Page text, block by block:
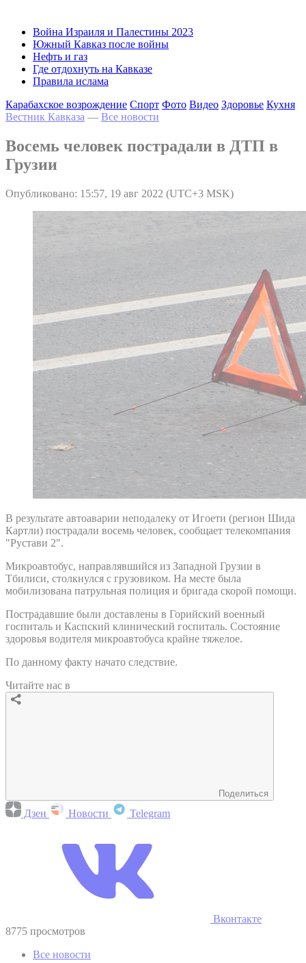
Война Израиля и Палестины 2023
Южный Кавказ после войны
Нефть и газ
Где отдохнуть на Кавказе
Правила ислама
Карабахское возрождение Спорт Фото Видео Здоровье Кухня
Вестник Кавказа — Все новости
Восемь человек пострадали в ДТП в
Грузии
Опубликовано: 15:57, 19 авг 2022 (UTC+3 MSK)
В результате автоаварии неподалеку от Игоети (регион Шида
Картли) пострадали восемь человек, сообщает телекомпания
"Рустави 2".
Микроавтобус, направлявшийся из Западной Грузии в
Тбилиси, столкнулся с грузовиком. На месте была
мобилизована патрульная полиция и бригада скорой помощи.
Пострадавшие были доставлены в Горийский военный
госпиталь и Каспский клинический госпиталь. Состояние
здоровья водителя микроавтобуса крайне тяжелое.
По данному факту начато следствие.
Читайте нас в
Поделиться
Дзен Новости Telegram
Вконтакте
8775 просмотров
Все новости